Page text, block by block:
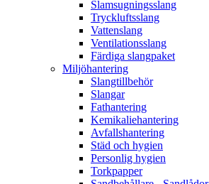
Slamsugningsslang
Tryckluftsslang
Vattenslang
Ventilationsslang
Färdiga slangpaket
Miljöhantering
Slangtillbehör
Slangar
Fathantering
Kemikaliehantering
Avfallshantering
Städ och hygien
Personlig hygien
Torkpapper